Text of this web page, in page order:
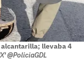
llevaba 4
@PoliciaGDL